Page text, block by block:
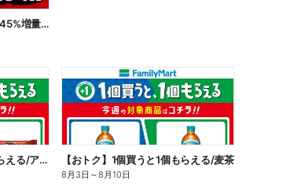
【おトク】お値段そのまま!45%増量作戦!
【おトク】1個買うと1個もらえる/アイス 【おトク】1個買うと1個もらえる/麦茶
8月3日 ～8月10日